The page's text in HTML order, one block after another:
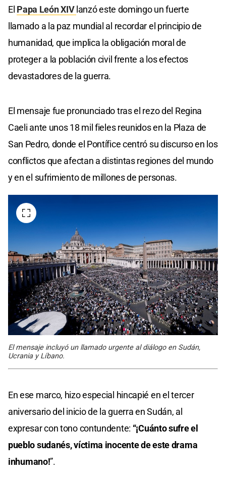
El Papa León XIV lanzó este domingo un fuerte
llamado a la paz mundial al recordar el principio de
humanidad, que implica la obligación moral de
proteger a la población civil frente a los efectos
devastadores de la guerra.
El mensaje fue pronunciado tras el rezo del Regina
Caeli ante unos 18 mil fieles reunidos en la Plaza de
San Pedro, donde el Pontífice centró su discurso en los
conflictos que afectan a distintas regiones del mundo
y en el sufrimiento de millones de personas.
El mensaje incluyó un llamado urgente al diálogo en Sudán,
Ucrania y Líbano.
En ese marco, hizo especial hincapié en el tercer
aniversario del inicio de la guerra en Sudán, al
expresar con tono contundente: “¡Cuánto sufre el
pueblo sudanés, víctima inocente de este drama
inhumano!”.